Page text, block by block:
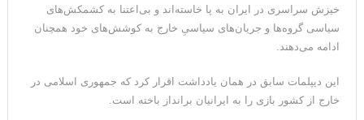
خیزش سراسری در ایران به پا خاسته‌اند و بی‌اعتنا به کشمکش‌های
سیاسی گروه‌ها و جریان‌های سیاسیِ خارج به کوشش‌های خود همچنان
ادامه می‌دهند.
این دیپلمات سابق در همان یادداشت اقرار کرد که جمهوری اسلامی در
خارج از کشور بازی را به ایرانیان برانداز باخته است.